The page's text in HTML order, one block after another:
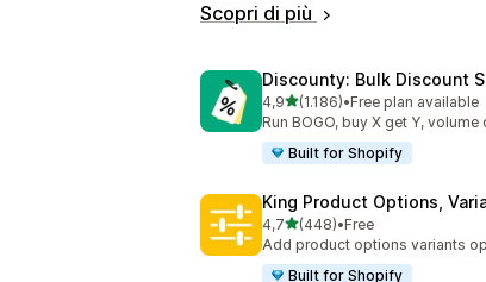
Scopri di più
Discounty: Bulk Discount
4,9stelle su 5
(1.186)
1186 recensioni totali
•Free plan available
Run BOGO, buy X get Y,
Built for Shopify
King Product Options,
4,7stelle su 5
(448)
448 recensioni totali
•Free
Add product options variants
Built for Shopify